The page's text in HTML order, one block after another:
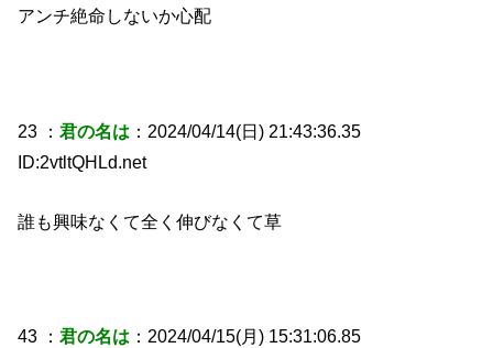
アンチ絶命しないか心配
23 ：君の名は ：2024/04/14(日) 21:43:36.35
ID:2vtltQHLd.net
誰も興味なくて全く伸びなくて草
43 ：君の名は ：2024/04/15(月) 15:31:06.85